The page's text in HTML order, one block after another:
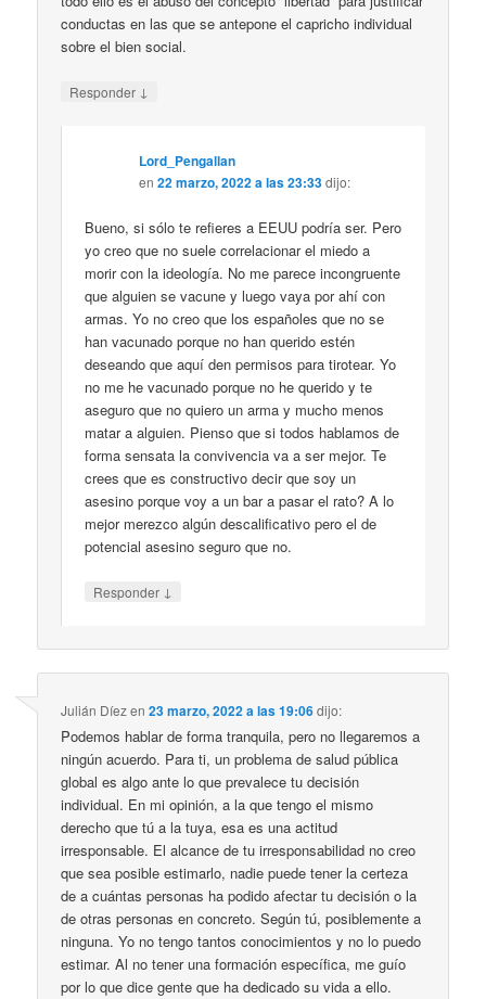
conductas en las que se antepone el capricho individual
sobre el bien social.
Responder ↓
Lord_Pengallan
en22 marzo, 2022 a las 23:33dijo:
Bueno, si sólo te refieres a EEUU podría ser. Pero
yo creo que no suele correlacionar el miedo a
morir con la ideología. No me parece incongruente
que alguien se vacune y luego vaya por ahí con
armas. Yo no creo que los españoles que no se
han vacunado porque no han querido estén
deseando que aquí den permisos para tirotear. Yo
no me he vacunado porque no he querido y te
aseguro que no quiero un arma y mucho menos
matar a alguien. Pienso que si todos hablamos de
forma sensata la convivencia va a ser mejor. Te
crees que es constructivo decir que soy un
asesino porque voy a un bar a pasar el rato? A lo
mejor merezco algún descalificativo pero el de
potencial asesino seguro que no.
Responder ↓
Julián Díezen23 marzo, 2022 a las 19:06dijo:
Podemos hablar de forma tranquila, pero no llegaremos a
ningún acuerdo. Para ti, un problema de salud pública
global es algo ante lo que prevalece tu decisión
individual. En mi opinión, a la que tengo el mismo
derecho que tú a la tuya, esa es una actitud
irresponsable. El alcance de tu irresponsabilidad no creo
que sea posible estimarlo, nadie puede tener la certeza
de a cuántas personas ha podido afectar tu decisión o la
de otras personas en concreto. Según tú, posiblemente a
ninguna. Yo no tengo tantos conocimientos y no lo puedo
estimar. Al no tener una formación específica, me guío
por lo que dice gente que ha dedicado su vida a ello.